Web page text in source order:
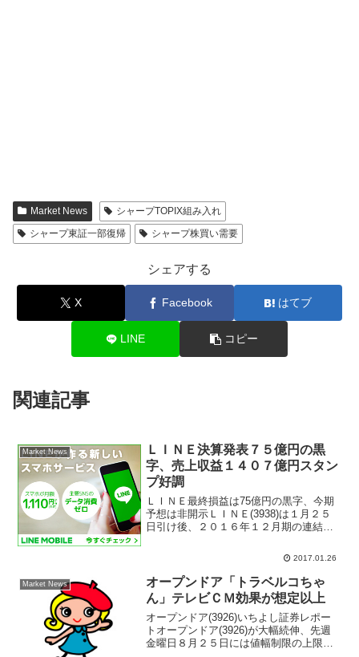
Market News
シャープTOPIX組み入れ
シャープ東証一部復帰
シャープ株買い需要
シェアする
X Facebook はてブ
LINE コピー
関連記事
Market News
ＬＩＮＥ決算発表７５億円の黒
字、売上収益１４０７億円スタン
プ好調
ＬＩＮＥ最終損益は75億円の黒字、今期
予想は非開示ＬＩＮＥ(3938)は１月２５
日引け後、２０１６年１２月期の連結決
００万円（前の期比１６．９％増）、営
業利益は１９８億９７００万円（同１
０．１倍）、最終損...
2017.01.26
Market News
オープンドア「トラベルコちゃ
ん」テレビＣＭ効果が想定以上
オープンドア(3926)いちよし証券レポー
トオープンドア(3926)が大幅続伸、先週
金曜日８月２５日には値幅制限の上限ま